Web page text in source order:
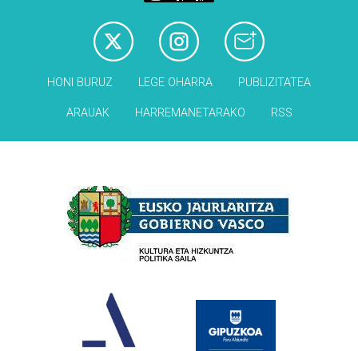
HONI BURUZ LEGE OHARRA PUBLIZITATEA
ARAUAK HARREMANETARAKO RSS